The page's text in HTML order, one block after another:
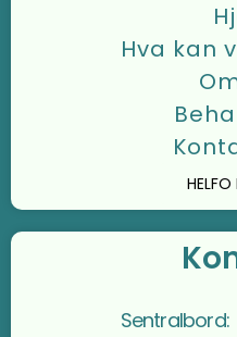
Hva kan
Sentralbord: